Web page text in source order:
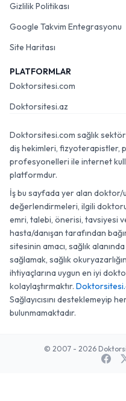
Gizlilik Politikası
Google Takvim Entegrasyonu
Site Haritası
PLATFORMLAR
Doktorsitesi.com
Doktorsitesi.az
Doktorsitesi.com sağlık
diş hekimleri, fizyoterapistler,
profesyonelleri ile internet
platformdur.
İş bu sayfada yer alan doktor/
değerlendirmeleri, ilgili
emri, talebi, önerisi, tavsiyesi
hasta/danışan tarafından
sitesinin amacı, sağlık
sağlamak, sağlık
ihtiyaçlarına uygun en iyi
kolaylaştırmaktır.
Sağlayıcısını desteklemeyip
bulunmamaktadır.
© 2007 - 2026